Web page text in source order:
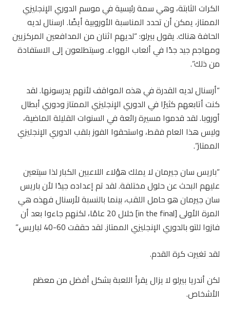
الكرات الثابتة، وهي سمة رئيسية في موسم الدوري الإنجليزي
الممتاز، يمكن أن تحدد المناسبة الأوروبية أيضًا. ارسنال لديه
الحافة هناك. يقول بيرلو: “لديهم اثنان من المدافعين المركزيين
ومهاجم جيد جدًا في ألعاب الهواء. وسيتطلعون إلى الاستفادة
من ذلك”.
“أرسنال لديه القدرة في هذه المواقف لأنهم يدرسونها. لقد
كنت أتابعهم كثيرًا في الدوري الإنجليزي الممتاز ودوري أبطال
أوروبا. لقد قدموا مسيرة رائعة في السنوات القليلة الماضية،
وليس هذا العام فقط، واستحقوا الفوز بلقب الدوري الإنجليزي
الممتاز”.
“باريس سان جيرمان لا يملك هؤلاء اللاعبين الكبار لذا سيتعين
عليهم البحث عن حلول مختلفة. لقد تم إعداده جيدًا لأن باريس
سان جيرمان هو حامل اللقب، بينما بالنسبة لأرسنال فهذه هي
المرة الأولى [in the final] خلال 20 عامًا، لكنهم جاءوا بعد أن
فازوا للتو بالدوري الإنجليزي الممتاز. لقد حققت 60-40 لباريس.”
لقد تغيرت كرة القدم.
لكن أندريا بيرلو لا يزال يقرأ اللعبة بشكل أفضل من معظم
الأشخاص.